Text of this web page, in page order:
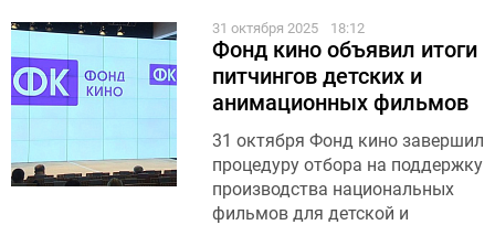
31 октября 2025 18:12
Фонд кино объявил итоги
питчингов детских и
анимационных фильмов
31 октября Фонд кино завершил
процедуру отбора на поддержку
производства национальных
фильмов для детской и